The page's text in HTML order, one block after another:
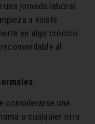
una jornada laboral
a existir
en algo crónico
al
considerarse una
o cualquier otra